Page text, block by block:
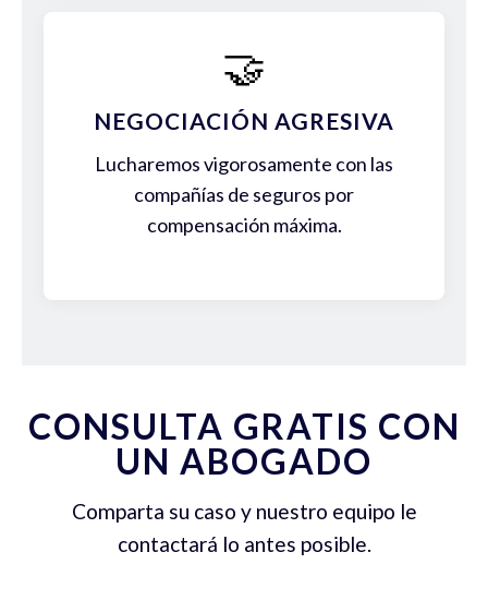
🤝
NEGOCIACIÓN AGRESIVA
Lucharemos vigorosamente con las
compañías de seguros por
compensación máxima.
CONSULTA GRATIS CON
UN ABOGADO
Comparta su caso y nuestro equipo le
contactará lo antes posible.